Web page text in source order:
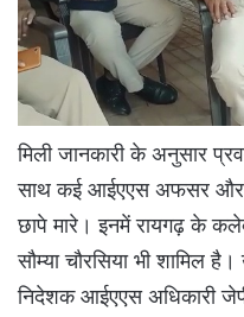
मिली जानकारी के अनुसार
साथ कई आईएएस अफसर और
छापे मारे। इनमें रायगढ़ के
सौम्या चौरसिया भी शामिल
निदेशक आईएएस अधिकारी